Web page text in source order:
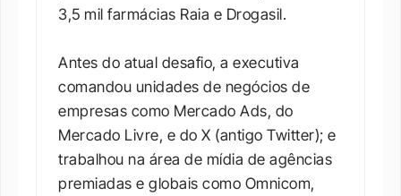
3,5 mil farmácias Raia e Drogasil.
Antes do atual desafio, a executiva
comandou unidades de negócios de
empresas como Mercado Ads, do
Mercado Livre, e do X (antigo Twitter); e
trabalhou na área de mídia de agências
premiadas e globais como Omnicom,